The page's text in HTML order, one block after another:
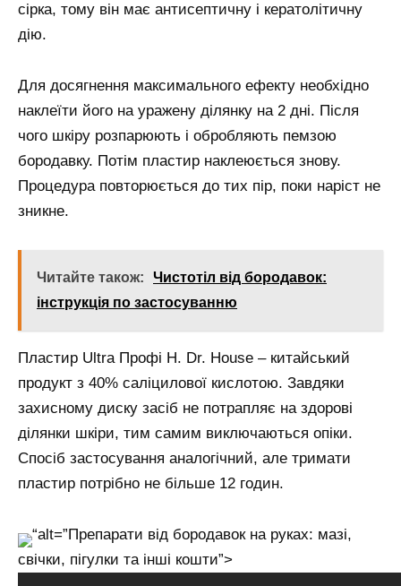
сірка, тому він має антисептичну і кератолітичну
дію.
Для досягнення максимального ефекту необхідно
наклеїти його на уражену ділянку на 2 дні. Після
чого шкіру розпарюють і обробляють пемзою
бородавку. Потім пластир наклеюється знову.
Процедура повторюється до тих пір, поки наріст не
зникне.
Читайте також:
Чистотіл від бородавок:
інструкція по застосуванню
Пластир Ultra Профі H. Dr. House – китайський
продукт з 40% саліцилової кислотою. Завдяки
захисному диску засіб не потрапляє на здорові
ділянки шкіри, тим самим виключаються опіки.
Спосіб застосування аналогічний, але тримати
пластир потрібно не більше 12 годин.
“alt=”Препарати від бородавок на руках: мазі,
свічки, пігулки та інші кошти”>